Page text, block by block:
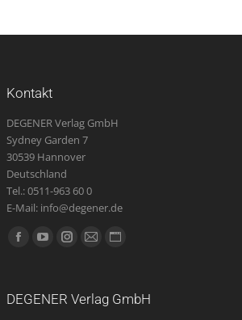
Kontakt
DEGENER Verlag GmbH
Sydney Garden 7
30539 Hannover
Deutschland
Tel.: 0511-963 60 0
E-Mail: info@degener.de
Finden Sie uns auf:
FacebookYouTubeInstagram
E-
opens
Website
DEGENER Verlag GmbH